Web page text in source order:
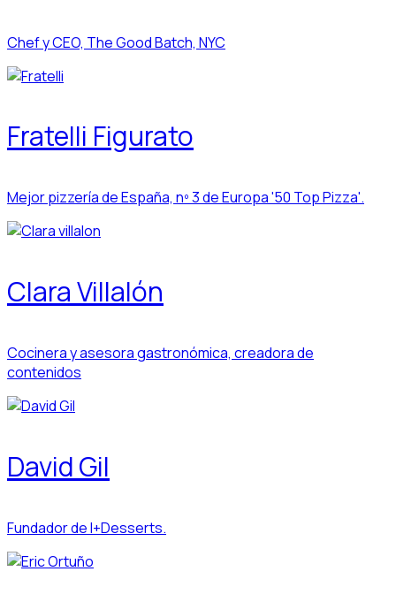
Chef y CEO, The Good Batch, NYC
Fratelli Figurato
Mejor pizzería de España, nº 3 de Europa '50 Top Pizza'.
Clara Villalón
Cocinera y asesora gastronómica, creadora de
contenidos
David Gil
Fundador de I+Desserts.